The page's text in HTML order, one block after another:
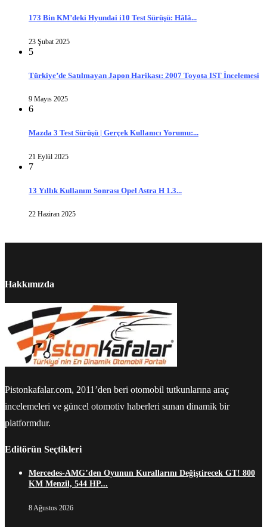
173 Bin KM’deki Hyundai i10 Test Sürüşü: Hâlâ...
23 Şubat 2025
5
Türkiye’de Satılmayan Japon Harikası: 2007 Toyota IST İncelemesi
9 Mayıs 2025
6
Mazda 3 Test Sürüşü | Gerçek Kullanıcı Yorumu:...
21 Eylül 2025
7
13 Yıllık Kullanım Sonrası Opel Astra H 1.3...
22 Haziran 2025
Hakkımızda
Pistonkafalar.com, 2011’den beri otomobil tutkunlarına araç
incelemeleri ve güncel otomotiv haberleri sunan dinamik bir
platformdur.
Editörün Seçtikleri
Mercedes-AMG’den Oyunun Kurallarını Değiştirecek GT! 800
KM Menzil, 544 HP...
8 Ağustos 2026